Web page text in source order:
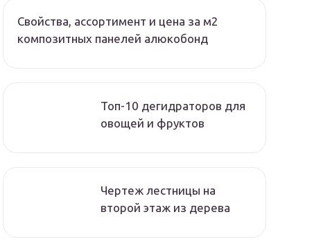
Свойства, ассортимент и цена за м2
композитных панелей алюкобонд
Топ-10 дегидраторов для
овощей и фруктов
Чертеж лестницы на
второй этаж из дерева